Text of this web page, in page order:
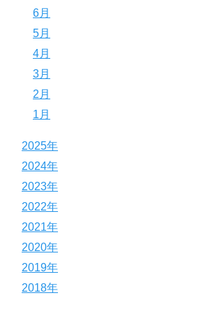
6月
5月
4月
3月
2月
1月
2025年
2024年
2023年
2022年
2021年
2020年
2019年
2018年